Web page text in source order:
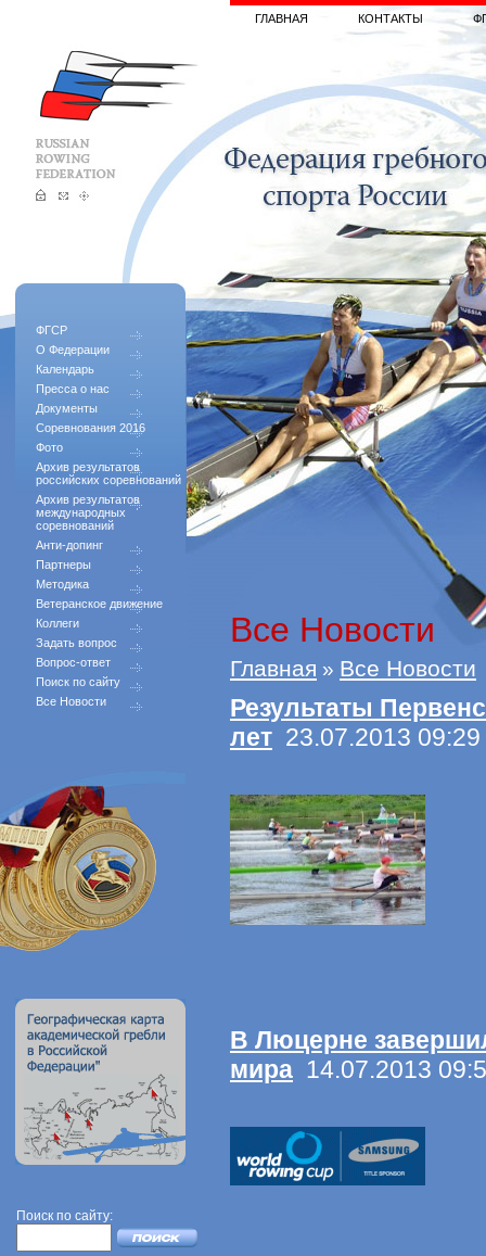
ФГСР
О Федерации
Календарь
Пресса о нас
Документы
Соревнования 2016
Фото
Архив результатов
российских соревнований
Архив результатов
международных
соревнований
Анти-допинг
Партнеры
Методика
Ветеранское движение
Коллеги
Задать вопрос
Вопрос-ответ
Поиск по сайту
Все Новости
Поиск по сайту:
ГЛАВНАЯ КОНТАКТЫ
Все Новости
Главная » Все Новости
Результаты
лет 23.07.2013 09:29
В Люцерне
мира 14.07.2013